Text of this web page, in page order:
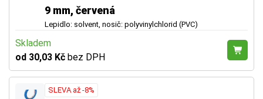
9 mm, červená
Lepidlo: solvent, nosič: polyvinylchlorid (PVC)
Skladem
od 30,03 Kč bez DPH
SLEVA až -8%